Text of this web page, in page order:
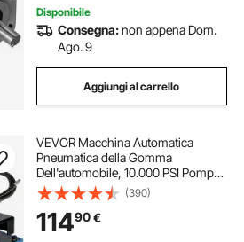
Disponibile
Consegna:non appena Dom.
Ago. 9
Aggiungi al carrello
VEVOR Macchina Automatica
Pneumatica della Gomma
Dell'automobile, 10.000 PSI Pompa
Pneumatica a Pedale per Sartiame e
Spostamento di Macchinari
Pesanti, Riparazione Auto, Sartiame
Petrolifero
(390)
11490€